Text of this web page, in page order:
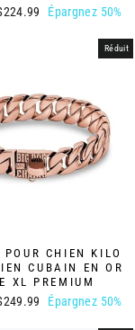
Épargnez 50%
Réduit
POUR CHIEN KILO
CUBAIN EN OR
XL PREMIUM
Épargnez 50%